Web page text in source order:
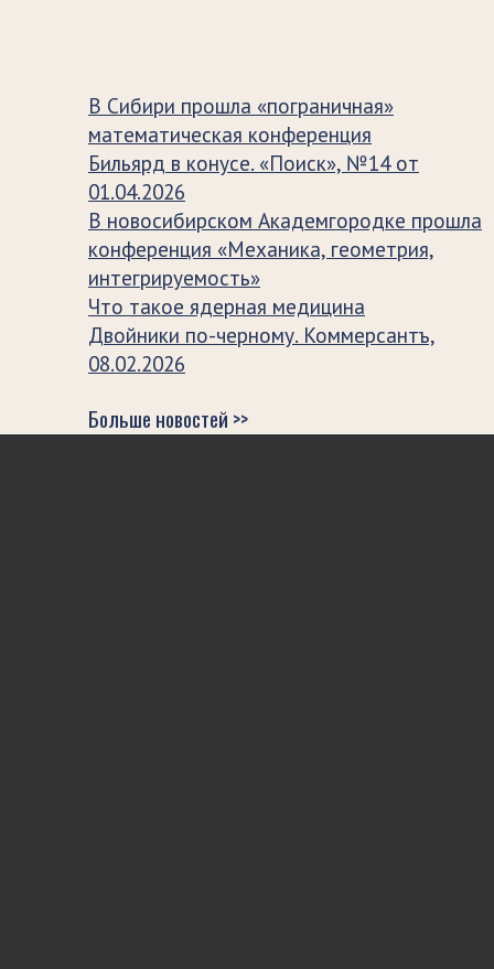
В Сибири прошла «пограничная»
математическая конференция
Бильярд в конусе. «Поиск», №14 от
01.04.2026
В новосибирском Академгородке прошла
конференция «Механика, геометрия,
интегрируемость»
Что такое ядерная медицина
Двойники по-черному. Коммерсантъ,
08.02.2026
Больше новостей >>